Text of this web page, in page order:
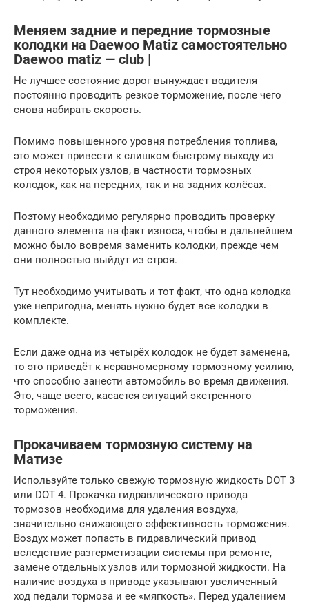
Меняем задние и передние тормозные
колодки на Daewoo Matiz самостоятельно
Daewoo matiz — club |
Не лучшее состояние дорог вынуждает водителя
постоянно проводить резкое торможение, после чего
снова набирать скорость.
Помимо повышенного уровня потребления топлива,
это может привести к слишком быстрому выходу из
строя некоторых узлов, в частности тормозных
колодок, как на передних, так и на задних колёсах.
Поэтому необходимо регулярно проводить проверку
данного элемента на факт износа, чтобы в дальнейшем
можно было вовремя заменить колодки, прежде чем
они полностью выйдут из строя.
Тут необходимо учитывать и тот факт, что одна колодка
уже непригодна, менять нужно будет все колодки в
комплекте.
Если даже одна из четырёх колодок не будет заменена,
то это приведёт к неравномерному тормозному усилию,
что способно занести автомобиль во время движения.
Это, чаще всего, касается ситуаций экстренного
торможения.
Прокачиваем тормозную систему на
Матизе
Используйте только свежую тормозную жидкость DOT 3
или DOT 4. Прокачка гидравлического привода
тормозов необходима для удаления воздуха,
значительно снижающего эффективность торможения.
Воздух может попасть в гидравлический привод
вследствие разгерметизации системы при ремонте,
замене отдельных узлов или тормозной жидкости. На
наличие воздуха в приводе указывают увеличенный
ход педали тормоза и ее «мягкость». Перед удалением